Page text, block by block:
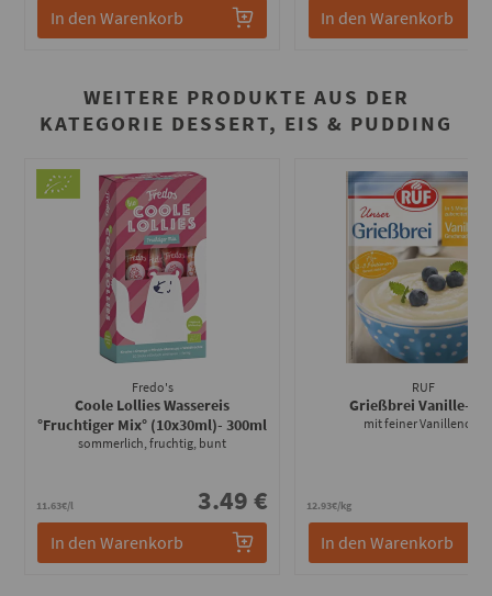
In den Warenkorb In den Warenkorb
WEITERE PRODUKTE AUS DER
KATEGORIE DESSERT, EIS & PUDDING
Fredo's
Coole Lollies Wassereis
°Fruchtiger Mix° (10x30ml)- 300ml
sommerlich, fruchtig, bunt
11.63€/l 3.49 €
In den Warenkorb
RUF
Grießbrei Vanille-
mit feiner Vanillenote
12.93€/kg
In den Warenkorb